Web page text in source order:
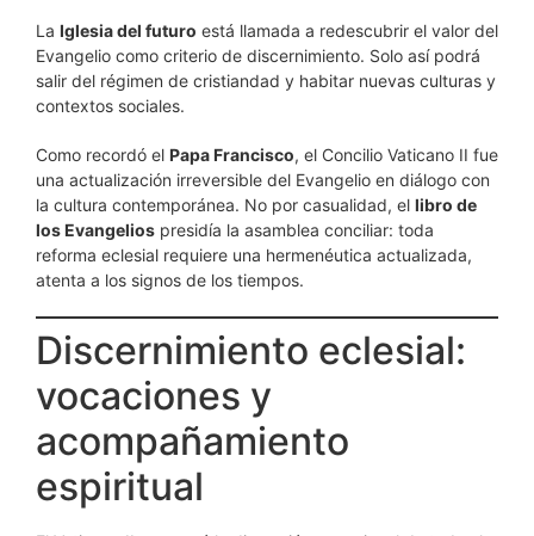
La Iglesia del futuro está llamada a redescubrir el valor del
Evangelio como criterio de discernimiento. Solo así podrá
salir del régimen de cristiandad y habitar nuevas culturas y
contextos sociales.
Como recordó el Papa Francisco, el Concilio Vaticano II fue
una actualización irreversible del Evangelio en diálogo con
la cultura contemporánea. No por casualidad, el libro de
los Evangelios presidía la asamblea conciliar: toda
reforma eclesial requiere una hermenéutica actualizada,
atenta a los signos de los tiempos.
Discernimiento eclesial:
vocaciones y
acompañamiento
espiritual